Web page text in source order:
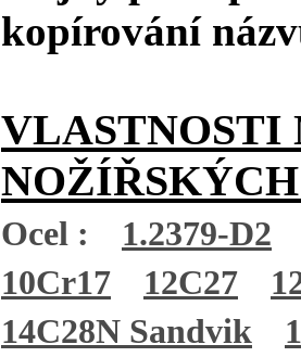
kopírování
VLASTNOSTI
Ocel :
1.2379-D2
10Cr17
12C27
14C28N Sandvik